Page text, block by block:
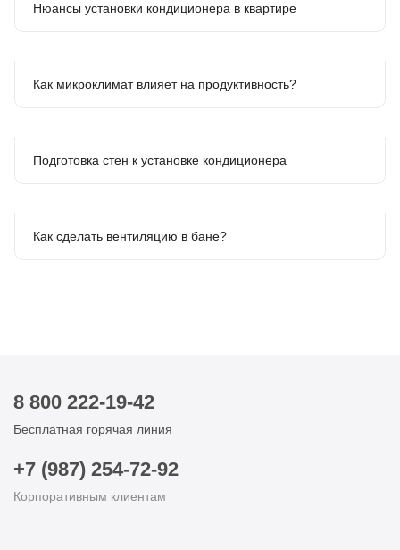
Нюансы установки кондиционера в квартире
Как микроклимат влияет на продуктивность?
Подготовка стен к установке кондиционера
Как сделать вентиляцию в бане?
8 800 222-19-42
Бесплатная горячая линия
+7 (987) 254-72-92
Корпоративным клиентам